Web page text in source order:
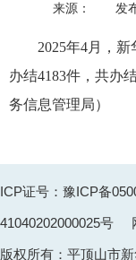
来源： 发布
2025年4月，
办结4183件，共办结
务信息管理局）
ICP证号：豫ICP备
41040202000025号 网
版权所有：平顶山市